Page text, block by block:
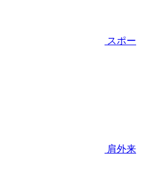
スポー
肩外来